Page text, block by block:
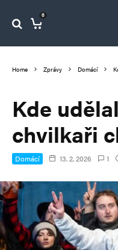
0
Home Zprávy Domácí
Kde
chvilkaři
Domácí 13. 2. 2026 1